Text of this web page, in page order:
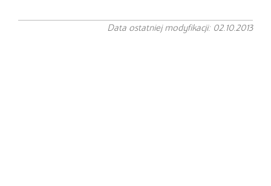
Data ostatniej modyfikacji: 02.10.2013